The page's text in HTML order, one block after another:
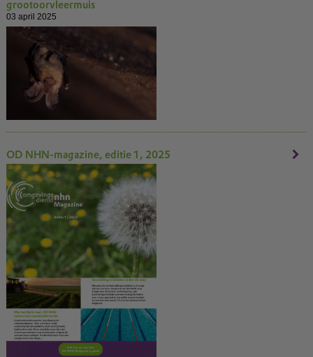
grootoorvleermuis
03 april 2025
OD NHN-magazine, editie 1, 2025